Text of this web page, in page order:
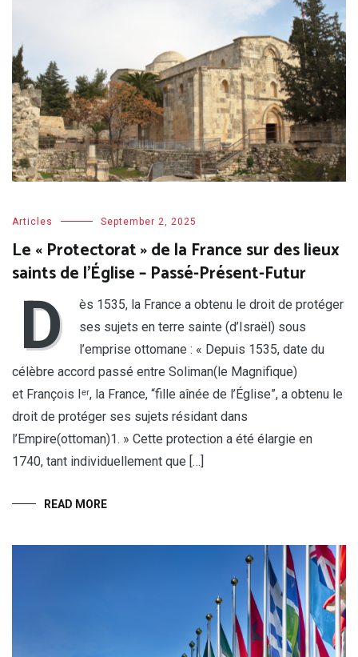
Articles September 2, 2025
Le « Protectorat » de la France sur des lieux
saints de l’Église – Passé-Présent-Futur
D
ès 1535, la France a obtenu le droit de protéger
ses sujets en terre sainte (d’Israël) sous
l’emprise ottomane : « Depuis 1535, date du
célèbre accord passé entre Soliman(le Magnifique)
et François Iᵉʳ, la France, “fille aînée de l’Église”, a obtenu le
droit de protéger ses sujets résidant dans
l’Empire(ottoman)1. » Cette protection a été élargie en
1740, tant individuellement que […]
READ MORE